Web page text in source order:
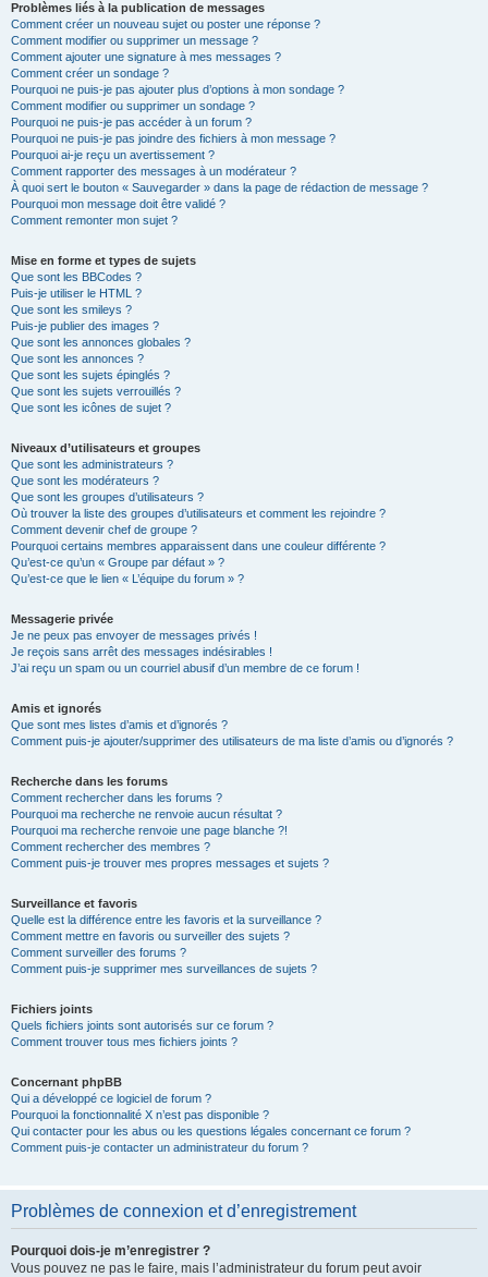
Problèmes liés à la publication de messages
Comment créer un nouveau sujet ou poster une réponse ?
Comment modifier ou supprimer un message ?
Comment ajouter une signature à mes messages ?
Comment créer un sondage ?
Pourquoi ne puis-je pas ajouter plus d’options à mon sondage ?
Comment modifier ou supprimer un sondage ?
Pourquoi ne puis-je pas accéder à un forum ?
Pourquoi ne puis-je pas joindre des fichiers à mon message ?
Pourquoi ai-je reçu un avertissement ?
Comment rapporter des messages à un modérateur ?
À quoi sert le bouton « Sauvegarder » dans la page de rédaction de message ?
Pourquoi mon message doit être validé ?
Comment remonter mon sujet ?
Mise en forme et types de sujets
Que sont les BBCodes ?
Puis-je utiliser le HTML ?
Que sont les smileys ?
Puis-je publier des images ?
Que sont les annonces globales ?
Que sont les annonces ?
Que sont les sujets épinglés ?
Que sont les sujets verrouillés ?
Que sont les icônes de sujet ?
Niveaux d’utilisateurs et groupes
Que sont les administrateurs ?
Que sont les modérateurs ?
Que sont les groupes d’utilisateurs ?
Où trouver la liste des groupes d’utilisateurs et comment les rejoindre ?
Comment devenir chef de groupe ?
Pourquoi certains membres apparaissent dans une couleur différente ?
Qu’est-ce qu’un « Groupe par défaut » ?
Qu’est-ce que le lien « L’équipe du forum » ?
Messagerie privée
Je ne peux pas envoyer de messages privés !
Je reçois sans arrêt des messages indésirables !
J’ai reçu un spam ou un courriel abusif d’un membre de ce forum !
Amis et ignorés
Que sont mes listes d’amis et d’ignorés ?
Comment puis-je ajouter/supprimer des utilisateurs de ma liste d’amis ou d’ignorés ?
Recherche dans les forums
Comment rechercher dans les forums ?
Pourquoi ma recherche ne renvoie aucun résultat ?
Pourquoi ma recherche renvoie une page blanche ?!
Comment rechercher des membres ?
Comment puis-je trouver mes propres messages et sujets ?
Surveillance et favoris
Quelle est la différence entre les favoris et la surveillance ?
Comment mettre en favoris ou surveiller des sujets ?
Comment surveiller des forums ?
Comment puis-je supprimer mes surveillances de sujets ?
Fichiers joints
Quels fichiers joints sont autorisés sur ce forum ?
Comment trouver tous mes fichiers joints ?
Concernant phpBB
Qui a développé ce logiciel de forum ?
Pourquoi la fonctionnalité X n’est pas disponible ?
Qui contacter pour les abus ou les questions légales concernant ce forum ?
Comment puis-je contacter un administrateur du forum ?
Problèmes de connexion et d’enregistrement
Pourquoi dois-je m’enregistrer ?
Vous pouvez ne pas le faire, mais l’administrateur du forum peut avoir